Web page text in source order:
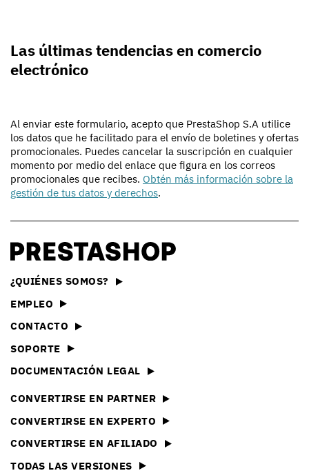
Las últimas tendencias en comercio
electrónico
Al enviar este formulario, acepto que PrestaShop S.A utilice
los datos que he facilitado para el envío de boletines y ofertas
promocionales. Puedes cancelar la suscripción en cualquier
momento por medio del enlace que figura en los correos
promocionales que recibes. Obtén más información sobre la
gestión de tus datos y derechos.
¿QUIÉNES SOMOS?
EMPLEO
CONTACTO
SOPORTE
DOCUMENTACIÓN LEGAL
CONVERTIRSE EN PARTNER
CONVERTIRSE EN EXPERTO
CONVERTIRSE EN AFILIADO
TODAS LAS VERSIONES